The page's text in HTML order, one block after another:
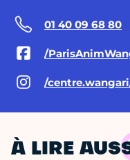
01 40 09 68 80
/
/
À LIRE